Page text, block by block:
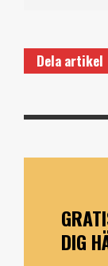
Dela artikel
DIG